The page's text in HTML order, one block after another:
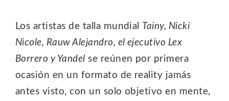
Los artistas de talla mundial Tainy, Nicki
Nicole, Rauw Alejandro, el ejecutivo Lex
Borrero y Yandel se reúnen por primera
ocasión en un formato de reality jamás
antes visto, con un solo objetivo en mente,